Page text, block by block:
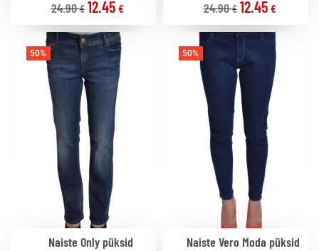
24.90€ 12.45 €
24.90€ 12.45 €
50%
Naiste Only püksid
50%
Naiste Vero Moda püksid